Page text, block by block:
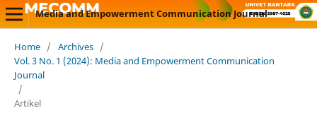
Media and Empowerment Communication Journal
Home / Archives /
Vol. 3 No. 1 (2024): Media and Empowerment Communication
Journal
/
Artikel